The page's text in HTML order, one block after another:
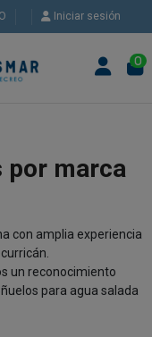
Iniciar sesión
0
por marca
con amplia experiencia
un reconocimiento
para agua salada